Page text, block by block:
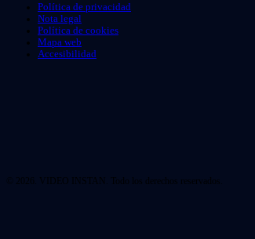
Política de privacidad
Nota legal
Política de cookies
Mapa web
Accesibilidad
© 2026. VIDEO INSTAN. Todo los derechos reservados.